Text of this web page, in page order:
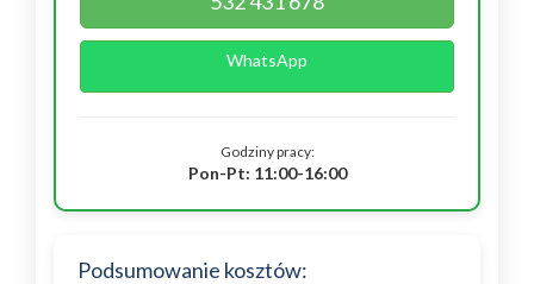
WhatsApp
Godziny pracy:
Pon-Pt: 11:00-16:00
Podsumowanie kosztów: